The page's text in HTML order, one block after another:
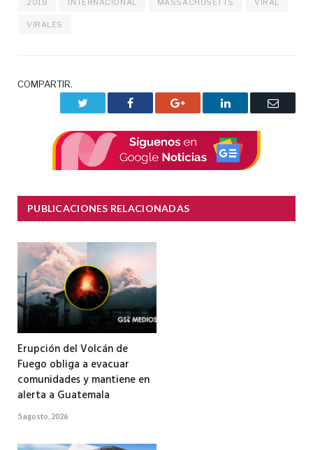
2018 INTERNACIONAL MASSACHUSETTS VIRAL
VIRALES
COMPARTIR.
Facebook Google+ LinkedIn
Correo
PUBLICACIONES RELACIONADAS
Erupción del Volcán de
Fuego obliga a evacuar
comunidades y mantiene en
alerta a Guatemala
5 agosto, 2026